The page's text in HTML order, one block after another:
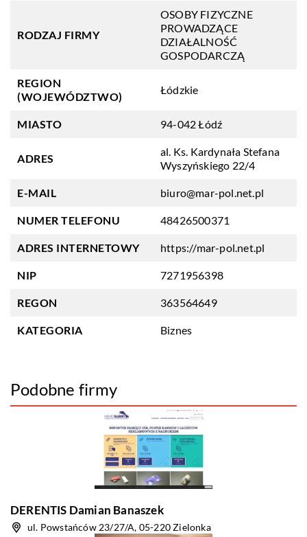
RODZAJ FIRMY
OSOBY FIZYCZNE
PROWADZĄCE
DZIAŁALNOŚĆ
GOSPODARCZĄ
REGION
(WOJEWÓDZTWO)
Łódzkie
MIASTO 94-042 Łódź
ADRES
al. Ks. Kardynała Stefana
Wyszyńskiego 22/4
E-MAIL biuro@mar-pol.net.pl
NUMER TELEFONU 48426500371
ADRES INTERNETOWY https://mar-pol.net.pl
NIP 7271956398
REGON 363564649
KATEGORIA Biznes
Podobne firmy
DERENTIS Damian Banaszek
ul. Powstańców 23/27/A, 05-220 Zielonka